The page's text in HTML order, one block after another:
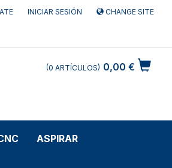
INICIAR SESIÓN CHANGE SITE
0,00 €
0 ARTÍCULOS
ASPIRAR